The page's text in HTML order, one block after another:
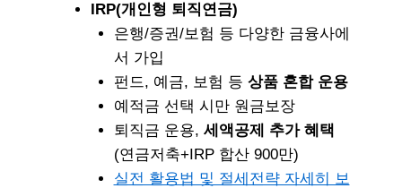
IRP(개인형 퇴직연금)
은행/증권/보험 등 다양한 금융사에
서 가입
펀드, 예금, 보험 등 상품 혼합 운용
예적금 선택 시만 원금보장
퇴직금 운용, 세액공제 추가 혜택
(연금저축+IRP 합산 900만)
실전 활용법 및 절세전략 자세히 보